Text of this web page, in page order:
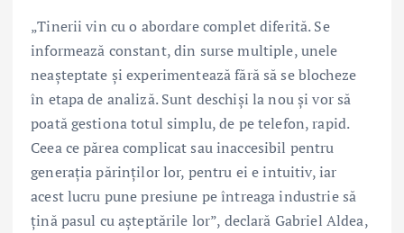
„Tinerii vin cu o abordare complet diferită. Se
informează constant, din surse multiple, unele
neașteptate și experimentează fără să se blocheze
în etapa de analiză. Sunt deschiși la nou și vor să
poată gestiona totul simplu, de pe telefon, rapid.
Ceea ce părea complicat sau inaccesibil pentru
generația părinților lor, pentru ei e intuitiv, iar
acest lucru pune presiune pe întreaga industrie să
țină pasul cu așteptările lor”, declară Gabriel Aldea,